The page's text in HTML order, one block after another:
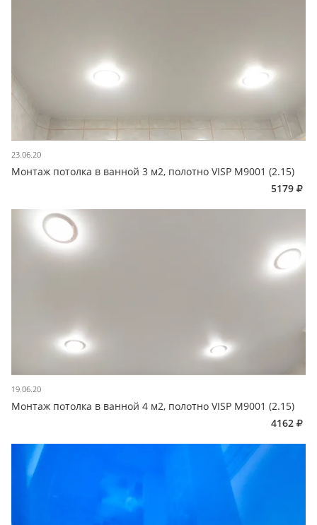
23.06.20
Монтаж потолка в ванной 3 м2, полотно VISP M9001 (2.15)
5179
19.06.20
Монтаж потолка в ванной 4 м2, полотно VISP M9001 (2.15)
4162